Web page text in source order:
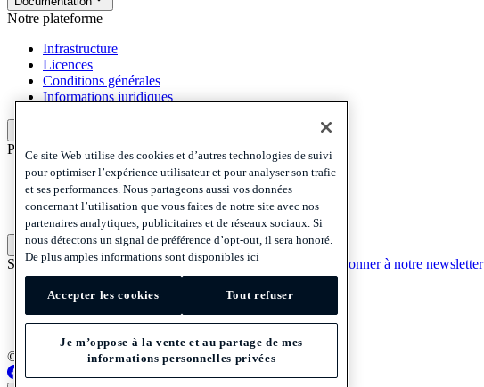
Notre plateforme
Infrastructure
Licences
Conditions générales
Informations juridiques
Politiques et mentions légales
Privacy
Cookies
Disclaimer
Politiques et mentions légales
S'abonner à notre newsletterS'abonner à notre newsletter
S'abonner à notre newsletter
Privacy
Disclaimer
© 2026 Adyen
Ce site Web utilise des cookies et d’autres technologies de suivi
pour optimiser l’expérience utilisateur et pour analyser son trafic
et ses performances. Nous partageons aussi vos données
concernant l’utilisation que vous faites de notre site avec nos
partenaires analytiques, publicitaires et de réseaux sociaux. Si
nous détectons un signal de préférence d’opt-out, il sera honoré.
De plus amples informations sont disponibles ici
Accepter les cookies Tout refuser
Je m’oppose à la vente et au partage de mes
informations personnelles privées